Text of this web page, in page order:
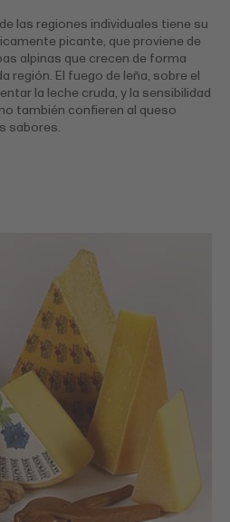
las regiones individuales tiene su
picante, que proviene de
alpinas que crecen de forma
región. El fuego de leña, sobre el
la leche cruda, y la sensibilidad
también confieren al queso
sabores.